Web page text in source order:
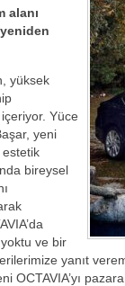
alanı
yüksek
Yüce
yeni
estetik
bireysel
ve bir
yanıt
OCTAVIA’yı